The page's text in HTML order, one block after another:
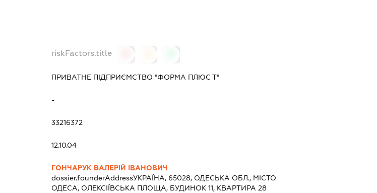
riskFactors.title
ПРИВАТНЕ ПІДПРИЄМСТВО "ФОРМА ПЛЮС Т"
-
33216372
12.10.04
ГОНЧАРУК ВАЛЕРІЙ ІВАНОВИЧ
dossier.founderAddressУКРАЇНА, 65028, ОДЕСЬКА ОБЛ., МІСТО
ОДЕСА, ОЛЕКСІЇВСЬКА ПЛОЩА, БУДИНОК 11, КВАРТИРА 28